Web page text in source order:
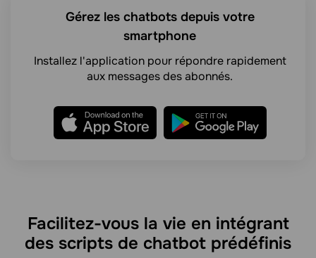
Gérez les chatbots depuis votre
smartphone
Installez l'application pour répondre rapidement
aux messages des abonnés.
Facilitez-vous la vie en intégrant
des scripts de chatbot prédéfinis